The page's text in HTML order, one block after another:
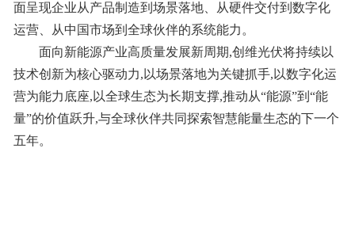
面呈现企业从产品制造到场景落地、从硬件交付到数字化
运营、从中国市场到全球伙伴的系统能力。
面向新能源产业高质量发展新周期,创维光伏将持续以
技术创新为核心驱动力,以场景落地为关键抓手,以数字化运
营为能力底座,以全球生态为长期支撑,推动从“能源”到“能
量”的价值跃升,与全球伙伴共同探索智慧能量生态的下一个
五年。